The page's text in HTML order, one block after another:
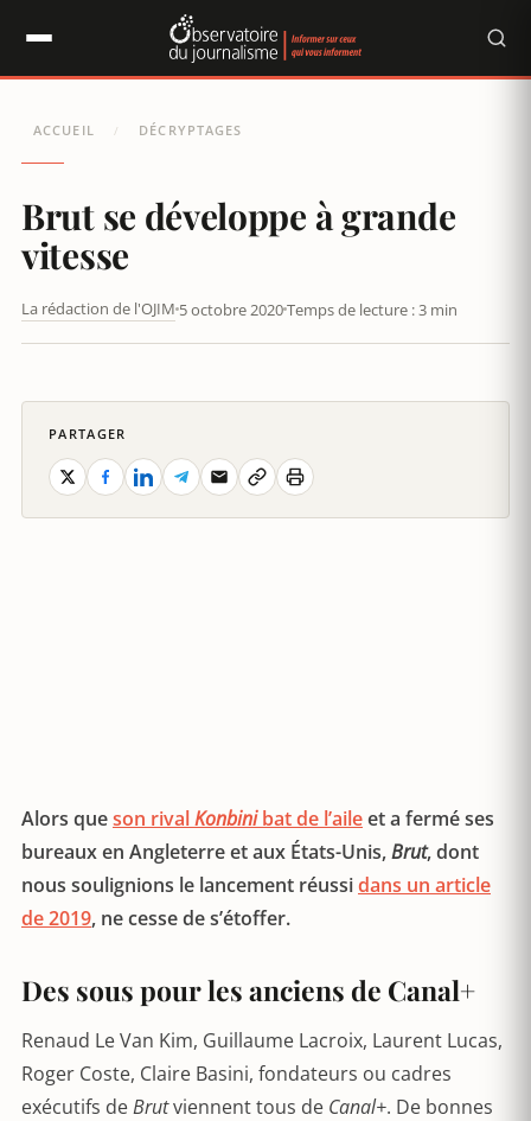
ACCUEIL / DÉCRYPTAGES
Brut se développe à grande
vitesse
La rédaction de l'OJIM 5 octobre 2020Temps de lecture : 3 min
Alors queson rivalKonbinibat de l’aileet a fermé ses
bureaux en Angleterre et aux États-Unis,Brut, dont
nous soulignions le lancement réussidans un article
de 2019, ne cesse de s’étoffer.
Des sous pour les anciens de Canal+
Renaud Le Van Kim, Guillaume Lacroix, Laurent Lucas,
Roger Coste, Claire Basini, fondateurs ou cadres
exécutifs deBrutviennent tous de Canal+. De bonnes
PARTAGER
Panneau de gestion des cookies